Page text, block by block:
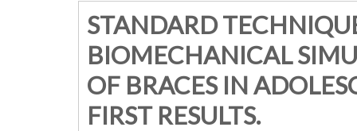
STANDARD
BIOMECHANICAL
OF BRACES IN
FIRST RESULTS.